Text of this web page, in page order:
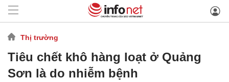
Thị trường
Tiêu chết khô hàng loạt ở Quảng
Sơn là do nhiễm bệnh